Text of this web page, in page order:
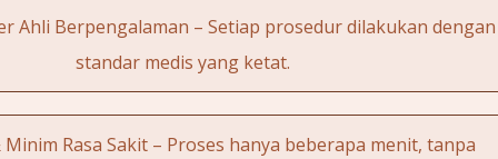
Ahli Berpengalaman – Setiap prosedur dilakukan dengan
standar medis yang ketat.
Minim Rasa Sakit – Proses hanya beberapa menit, tanpa